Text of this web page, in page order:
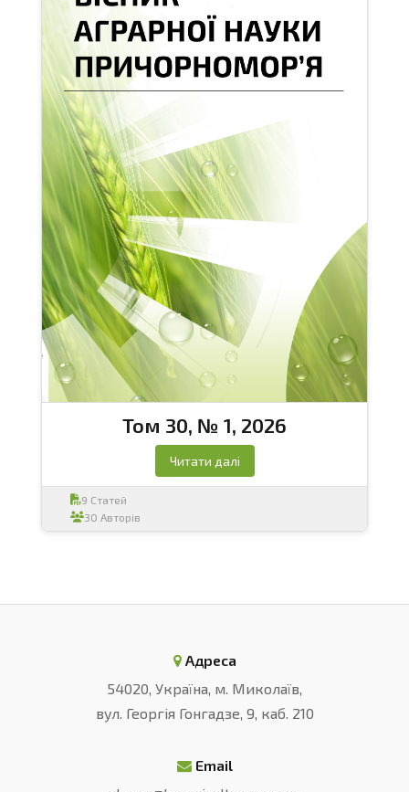
Том 30, № 1, 2026
Читати далі
9 Статей
30 Авторів
Адреса
54020, Україна, м. Миколаїв,
вул. Георгія Гонгадзе, 9, каб. 210
Email